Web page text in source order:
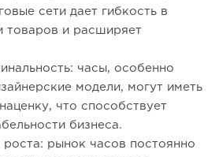
сети дает гибкость в
товаров и расширяет
часы, особенно
модели, могут иметь
что способствует
бизнеса.
роста: рынок часов постоянно